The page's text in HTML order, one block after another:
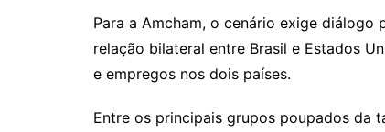
Para a Amcham, o cenário exige
relação bilateral entre Brasil e Estados
e empregos nos dois países.
Entre os principais grupos poupados